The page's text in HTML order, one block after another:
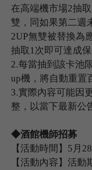
在高端機市場2抽
雙，同如果第二週
2UP無雙被替換為
抽取 1 次即可達成
2.每當抽到該卡池
up機，將自動重置
3.實際內容可能因
整，以當下最新公
◆酒館機師招募
【活動時間】 5 月 28
【活動內容】活動